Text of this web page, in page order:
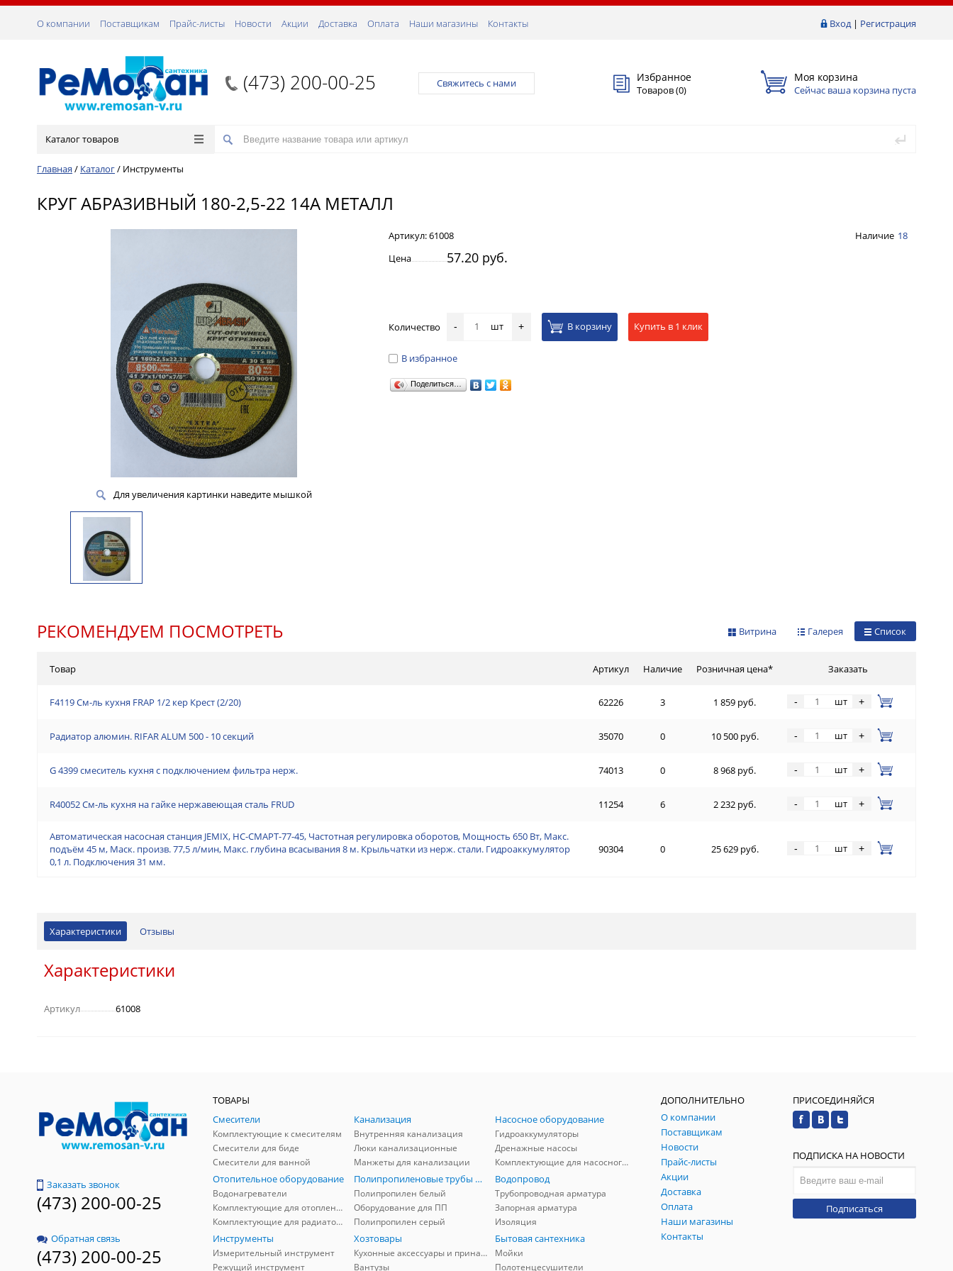
Вход| Регистрация
О компании Поставщикам Прайс-листы Новости Акции Доставка Оплата Наши магазины Контакты
(473) 200-00-25 Свяжитесь с нами Избранное
Товаров (0)
Моя корзина
Сейчас ваша корзина пуста
Каталог товаров
Главная / Каталог/ Инструменты
КРУГ АБРАЗИВНЫЙ 180-2,5-22 14А МЕТАЛЛ
Для увеличения картинки наведите мышкой
Артикул:61008 Наличие 18
Цена
57.20 руб.
Количество - шт + В корзину Купить в 1 клик
В избранное
Поделиться…
РЕКОМЕНДУЕМ ПОСМОТРЕТЬ Список
Галерея
Витрина
Товар Артикул Наличие Розничная цена* Заказать
F4119 См-ль кухня FRAP 1/2 кер Крест (2/20) 62226 3 1 859 руб. - шт +
Радиатор алюмин. RIFAR ALUM 500 - 10 секций 35070 0 10 500 руб. - шт +
G 4399 смеситель кухня с подключением фильтра нерж. 74013 0 8 968 руб. - шт +
R40052 См-ль кухня на гайке нержавеющая сталь FRUD 11254 6 2 232 руб. - шт +
Автоматическая насосная станция JEMIX, НС-СМАРТ-77-45, Частотная регулировка оборотов, Мощность 650 Вт, Макс.
подъём 45 м, Маск. произв. 77,5 л/мин, Макс. глубина всасывания 8 м. Крыльчатки из нерж. стали. Гидроаккумулятор
0,1 л. Подключения 31 мм.
90304 0 25 629 руб. - шт +
Характеристики Отзывы
Характеристики
Артикул 61008
Заказать звонок
(473) 200-00-25
Обратная связь
(473) 200-00-25
ТОВАРЫ
Смесители
Комплектующие к смесителям
Смесители для биде
Смесители для ванной
Канализация
Внутренняя канализация
Люки канализационные
Манжеты для канализации
Насосное оборудование
Гидроаккумуляторы
Дренажные насосы
Комплектующие для насосного оборудования
Отопительное оборудование
Водонагреватели
Комплектующие для отопления
Комплектующие для радиаторов
Полипропиленовые трубы и фитинги
Полипропилен белый
Оборудование для ПП
Полипропилен серый
Водопровод
Трубопроводная арматура
Запорная арматура
Изоляция
Инструменты
Измерительный инструмент
Режущий инструмент
Хозтовары
Кухонные аксессуары и принадлежности
Вантузы
Бытовая сантехника
Мойки
Полотенцесушители
ДОПОЛНИТЕЛЬНО
О компании
Поставщикам
Новости
Прайс-листы
Акции
Доставка
Оплата
Наши магазины
Контакты
ПРИСОЕДИНЯЙСЯ
ПОДПИСКА НА НОВОСТИ
Подписаться